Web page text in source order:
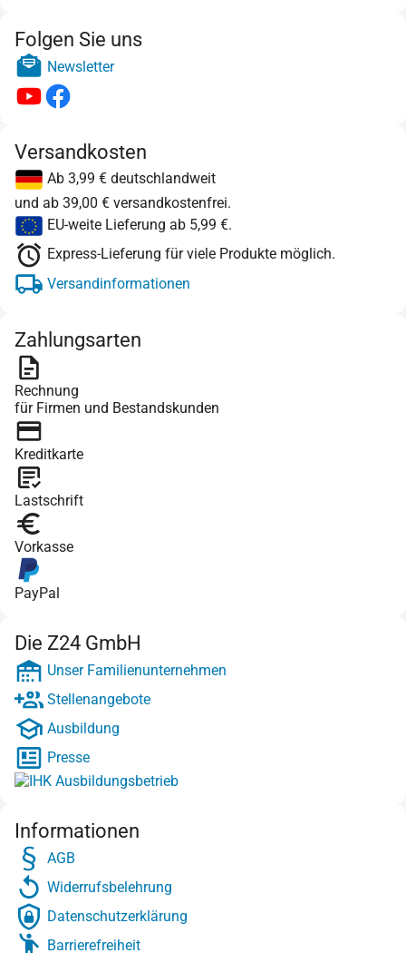
Folgen Sie uns
Newsletter
Versandkosten
Ab 3,99 € deutschlandweit
und ab 39,00 € versandkostenfrei.
EU-weite Lieferung ab 5,99 €.
Express-Lieferung für viele Produkte möglich.
Versandinformationen
Zahlungsarten
Rechnung
für Firmen und Bestandskunden
Kreditkarte
Lastschrift
Vorkasse
PayPal
Die Z24 GmbH
Unser Familienunternehmen
Stellenangebote
Ausbildung
Presse
Informationen
AGB
Widerrufsbelehrung
Datenschutzerklärung
Barrierefreiheit